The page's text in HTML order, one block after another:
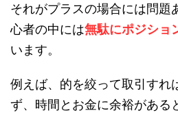
それがプラスの場合には問題
心者の中には無駄にポジショ
います。
例えば、的を絞って取引すれ
ず、時間とお金に余裕がある